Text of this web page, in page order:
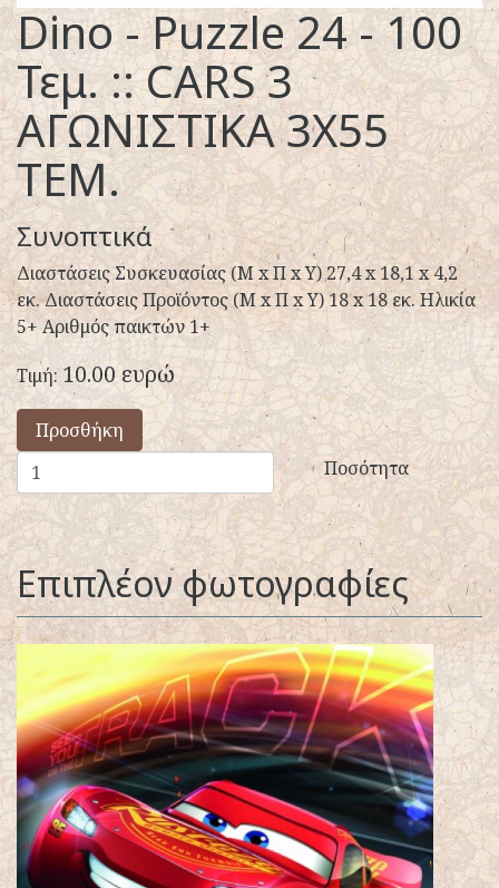
Dino - Puzzle 24 - 100
Τεμ. :: CARS 3
ΑΓΩΝΙΣΤΙΚΑ 3Χ55
ΤΕΜ.
Συνοπτικά
Διαστάσεις Συσκευασίας (Μ x Π x Y) 27,4 x 18,1 x 4,2
εκ. Διαστάσεις Προϊόντος (Μ x Π x Y) 18 x 18 εκ. Ηλικία
5+ Αριθμός παικτών 1+
Τιμή:10.00 ευρώ
Προσθήκη
Ποσότητα
Επιπλέον φωτογραφίες